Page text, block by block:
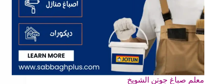
معلم صباغ جوتن الشويخ